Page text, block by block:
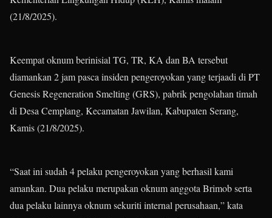
(21/8/2025).
Keempat oknum berinisial TG, TR, KA dan BA tersebut
diamankan 2 jam pasca insiden pengeroyokan yang terjaadi di PT
Genesis Regeneration Smelting (GRS), pabrik pengolahan timah
di Desa Cemplang, Kecamatan Jawilan, Kabupaten Serang,
Kamis (21/8/2025).
“Saat ini sudah 4 pelaku pengeroyokan yang berhasil kami
amankan. Dua pelaku merupakan oknum anggota Brimob serta
dua pelaku lainnya oknum sekuriti internal perusahaan,” kata